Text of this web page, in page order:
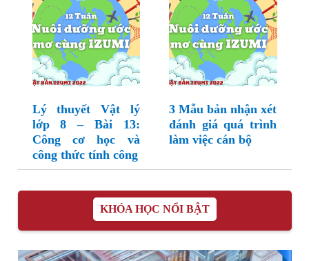
Lý thuyết Vật lý
lớp 8 – Bài 13:
Công cơ học và
công thức tính công
3 Mẫu bản nhận xét
đánh giá quá trình
làm việc cán bộ
KHÓA HỌC NỔI BẬT